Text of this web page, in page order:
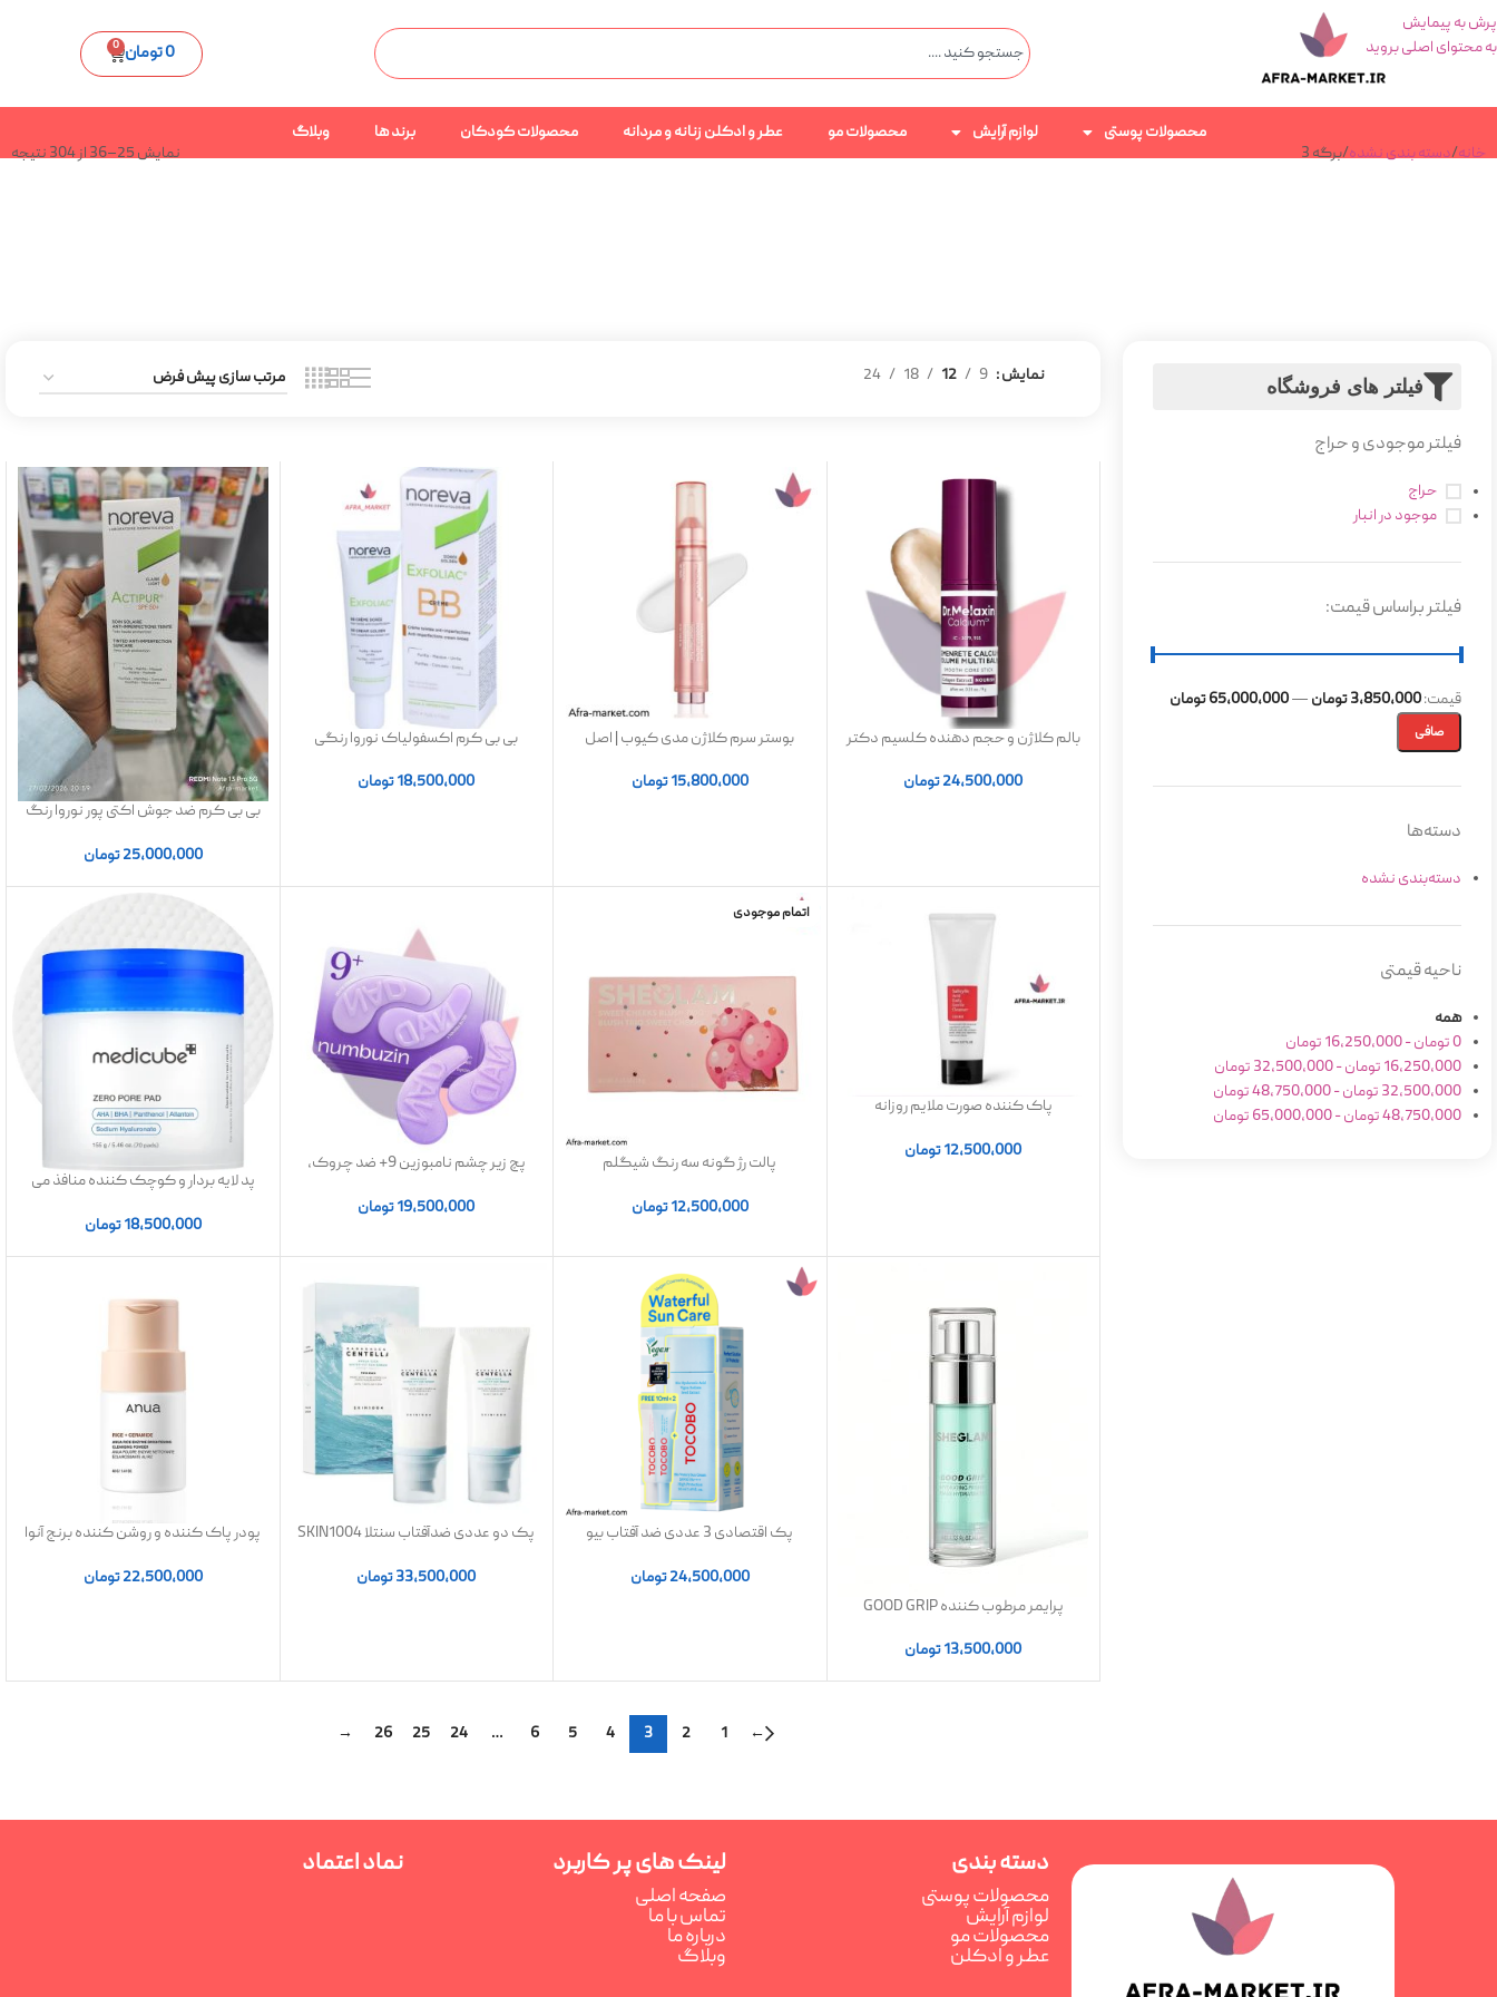
پرش به پیمایش
به محتوای اصلی بروید
0تومان 0
محصولات پوستی لوازم آرایش محصولات مو عطر و ادکلن زنانه و مردانه محصولات کودکان برند ها
وبلاگ
خانه دسته بندی نشده برگه 3 نمایش 25–36 از 304 نتیجه
فیلتر های فروشگاه
فیلتر موجودی و حراج
حراج
موجود در انبار
فیلتر براساس قیمت:
صافی
قيمت:3,850,000 تومان —65,000,000 تومان
دسته‌ها
دسته‌بندی نشده
ناحیه قیمتی
همه
0تومان-
16,250,000 تومان
16,250,000 تومان-
32,500,000 تومان
32,500,000 تومان-
48,750,000تومان
48,750,000تومان-
65,000,000 تومان
نمایش 9
12
18
24
بالم کلاژن و حجم دهنده کلسیم دکتر
لیفت و درخشان کننده پوست
24,500,000تومان
بوستر سرم کلاژن مدی کیوب | اصل
15,800,000تومان
بی بی کرم اکسفولیاک نوروا رنگی
18,500,000تومان
بی بی کرم ضد جوش اکتی پور نوروا رنگ
25,000,000تومان
پاک کننده صورت ملایم روزانه
حجم ۱۵۰ میل | اصل
12,500,000تومان
اتمام موجودی
پالت رژ گونه سه رنگ شیگلم
12,500,000تومان
پچ زیر چشم نامبوزین 9+ ضد چروک،
19,500,000تومان
پد لایه بردار و کوچک کننده منافذ می
18,500,000تومان
پرایمر مرطوب کننده GOOD GRIP
13,500,000تومان
پک اقتصادی 3 عددی ضد آفتاب بیو
24,500,000تومان
پک دو عددی ضدآفتاب سنتلا SKIN1004
33,500,000تومان
پودر پاک کننده و روشن کننده برنج آنوا
22,500,000تومان
←
1
2
3
4
5
6
…
24
25
26
→
دسته بندی
محصولات پوستی
لوازم آرایش
محصولات مو
عطر و ادکلن
لینک های پر کاربرد
صفحه اصلی
تماس با ما
درباره ما
وبلاگ
نماد اعتماد